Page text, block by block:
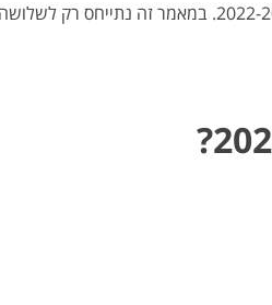
במאמר קצר זה ננסה לענות על קצה המזלג על השאלה למה מחירי הדירות יעלו ב